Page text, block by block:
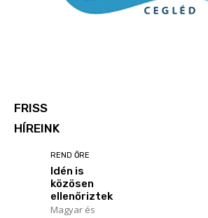
FRISS
HÍREINK
REND ŐRE
Idén is
közösen
ellenőriztek
Magyar és